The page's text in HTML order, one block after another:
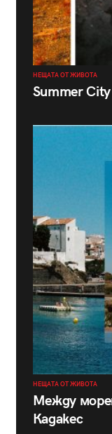
НЕЩАТА ОТ ЖИВОТА
Summer
НЕЩАТА ОТ ЖИВОТА
Между
Кадакес